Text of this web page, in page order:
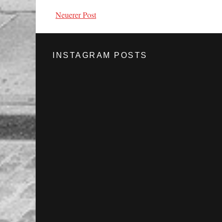
Neuerer Post
INSTAGRAM POSTS